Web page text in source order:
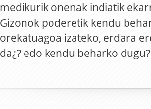
medikurik onenak indiatik
Gizonok poderetik kendu
orekatuagoa izateko, erdara
da¿? edo kendu beharko dugu?